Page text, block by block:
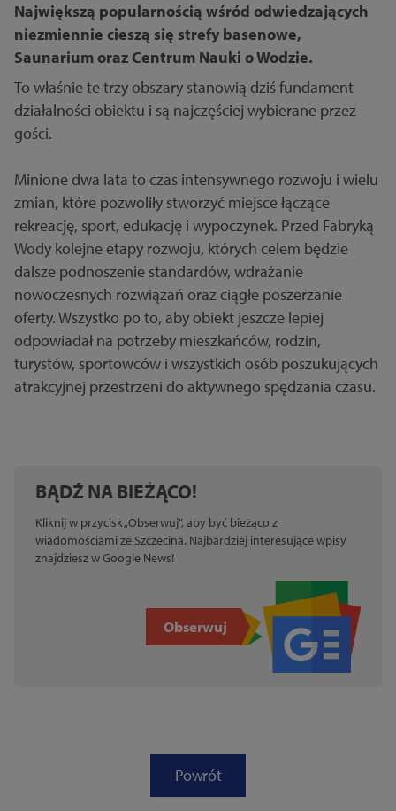
Największą popularnością wśród odwiedzających
niezmiennie cieszą się strefy basenowe,
Saunarium oraz Centrum Nauki o Wodzie.
To właśnie te trzy obszary stanowią dziś fundament
działalności obiektu i są najczęściej wybierane przez
gości.
Minione dwa lata to czas intensywnego rozwoju i wielu
zmian, które pozwoliły stworzyć miejsce łączące
rekreację, sport, edukację i wypoczynek. Przed Fabryką
Wody kolejne etapy rozwoju, których celem będzie
dalsze podnoszenie standardów, wdrażanie
nowoczesnych rozwiązań oraz ciągłe poszerzanie
oferty. Wszystko po to, aby obiekt jeszcze lepiej
odpowiadał na potrzeby mieszkańców, rodzin,
turystów, sportowców i wszystkich osób poszukujących
atrakcyjnej przestrzeni do aktywnego spędzania czasu.
BĄDŹ NA BIEŻĄCO!
Kliknij w przycisk „Obserwuj”, aby być bieżąco z
wiadomościami ze Szczecina. Najbardziej interesujące wpisy
znajdziesz w Google News!
Obserwuj
Powrót